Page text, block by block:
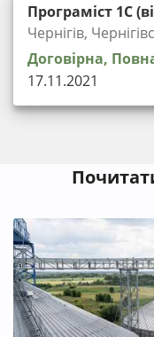
Програміст 1С
Чернігів,
Договірна,
17.11.2021